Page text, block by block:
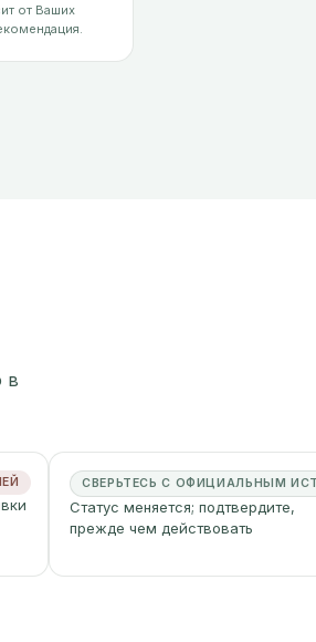
от Ваших
в
СВЕРЬТЕСЬ С ОФИЦИАЛЬНЫМ
Статус меняется; подтвердите,
прежде чем действовать